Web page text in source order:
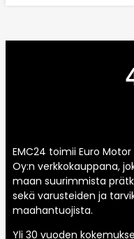
EMC24 toimii Euro
Oy:n verkkokauppana,
maan suurimmista
sekä varusteiden ja
maahantuojista.
Yli 30 vuoden